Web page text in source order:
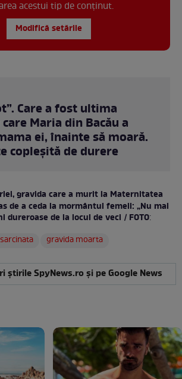
acestui tip de conținut.
Modifică setările
Care a fost ultima
Maria din Bacău a
ei, înainte să moară.
copleșită de durere
gravida care a murit la Maternitatea
de a ceda la mormântul femeii: „Nu mai
dureroase de la locul de veci / FOTO:
gravida moarta
știrile SpyNews.ro și pe Google News